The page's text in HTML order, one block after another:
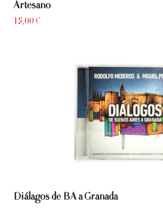
Artesano
15,00€
Diálagos de BA a Granada